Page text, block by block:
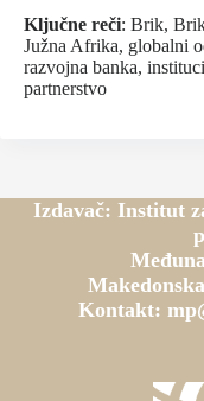
Ključne reči: Brik,
Južna Afrika, globalni
razvojna banka,
partnerstvo
Izdavač: Institut
Kontakt: